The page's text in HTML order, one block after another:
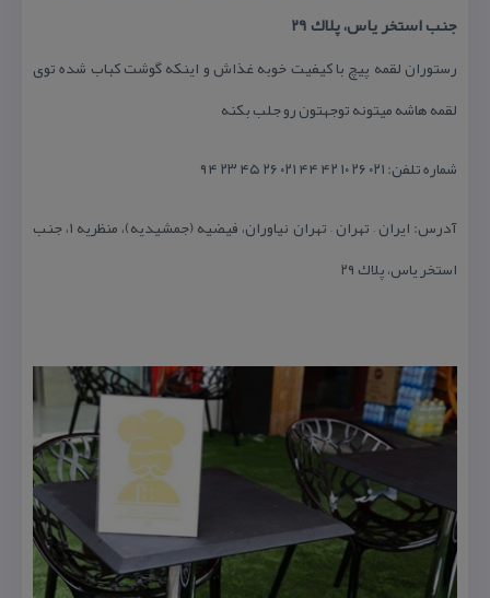
جنب استخر یاس، پلاك ۲۹
رستوران لقمه پیچ با كیفیت خوبه غذاش و اینكه گوشت كباب شده توی
لقمه هاشه میتونه توجهتون رو جلب بكنه
شماره تلفن: ۰۲۱ ۲۶ ۱۰ ۴۲ ۴۴ ۰۲۱ ۲۶ ۴۵ ۲۳ ۹۴
آدرس: ایران – تهران – تهران نیاوران، فیضیه (جمشیدیه)، منظریه ۱، جنب
استخر یاس، پلاك ۲۹